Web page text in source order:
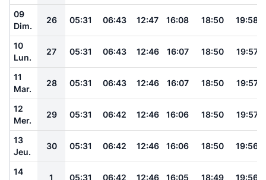
09
Dim.
26 05:31 06:43 12:47 16:08 18:50 19:58
10
Lun.
27 05:31 06:43 12:46 16:07 18:50 19:57
11
Mar.
28 05:31 06:43 12:46 16:07 18:50 19:57
12
Mer.
29 05:31 06:42 12:46 16:06 18:50 19:57
13
Jeu.
30 05:31 06:42 12:46 16:06 18:50 19:56
14
1 05:31 06:42 12:46 16:05 18:49 19:56